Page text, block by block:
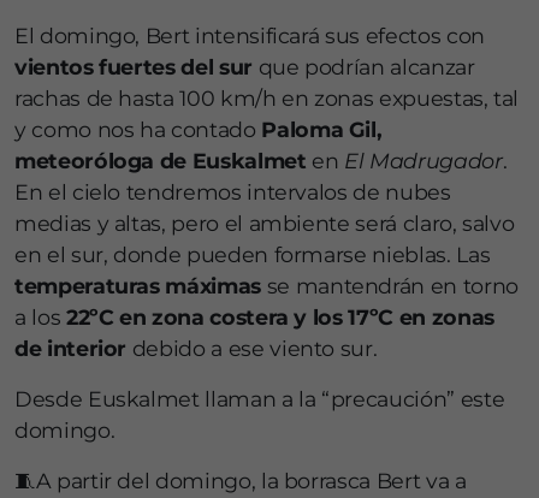
El domingo, Bert intensificará sus efectos con
vientos fuertes del sur que podrían alcanzar
rachas de hasta 100 km/h en zonas expuestas, tal
y como nos ha contado Paloma Gil,
meteoróloga de Euskalmet en El Madrugador.
En el cielo tendremos intervalos de nubes
medias y altas, pero el ambiente será claro, salvo
en el sur, donde pueden formarse nieblas. Las
temperaturas máximasse mantendrán en torno
a los 22ºC en zona costera y los 17ºC en zonas
de interior debido a ese viento sur.
Desde Euskalmet llaman a la “precaución” este
domingo.
🧵A partir del domingo, la borrasca Bert va a